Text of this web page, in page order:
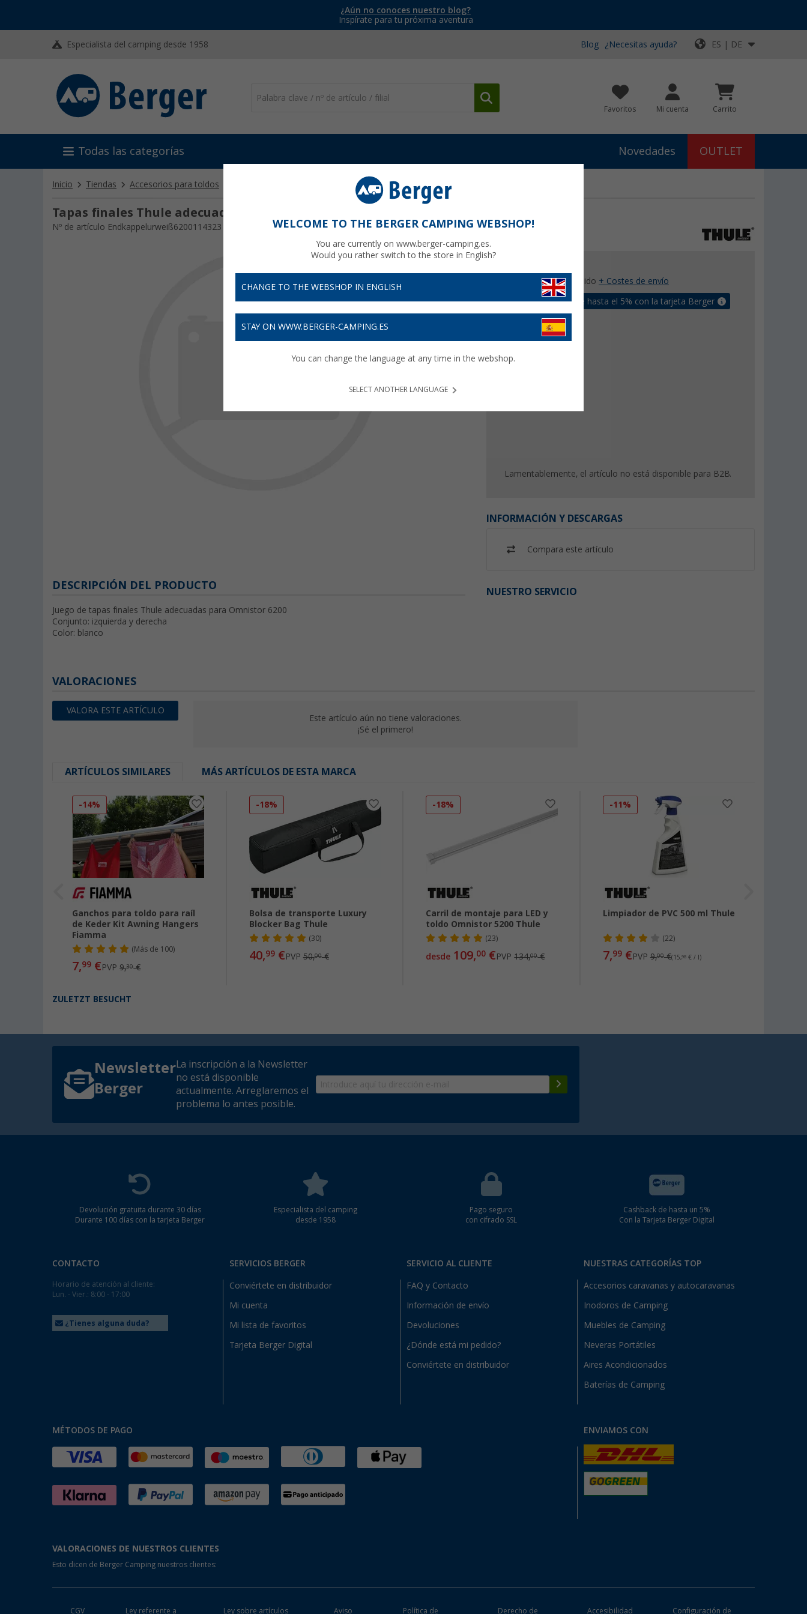
¿Aún no conoces nuestro blog?
Inspírate para tu próxima aventura
Especialista del camping desde 1958 Blog ¿Necesitas ayuda? ES | DE
Favoritos Mi cuenta Carrito
Todas las categorías Novedades OUTLET
Inicio Tiendas Accesorios para toldos Tapas finales Thule adecuadas para Omnistor 6200
Tapas finales Thule adecuadas para Omnistor 6200
Nº de artículo Endkappelurweiß6200114323
Precios con IVA incluido + Costes de envío
Recibe un bonus de hasta el 5% con la tarjeta Berger
Lamentablemente, el artículo no está disponible para B2B.
INFORMACIÓN Y DESCARGAS
Compara este artículo
NUESTRO SERVICIO
DESCRIPCIÓN DEL PRODUCTO
Juego de tapas finales Thule adecuadas para Omnistor 6200
Conjunto: izquierda y derecha
Color: blanco
VALORACIONES
VALORA ESTE ARTÍCULO
Este artículo aún no tiene valoraciones.
¡Sé el primero!
ARTÍCULOS SIMILARES MÁS ARTÍCULOS DE ESTA MARCA
-14%
Ganchos para toldo para raíl
de Keder Kit Awning Hangers
Fiamma
( Más de 100)
7,99 €PVP9,30€
-18%
Bolsa de transporte Luxury
Blocker Bag Thule
(30)
40,99€PVP 50,00€
-18%
Carril de montaje para LED y
toldo Omnistor 5200 Thule
(23)
desde 109,00 €PVP134,00€
-11%
Limpiador de PVC 500 ml Thule
(22)
7,99€PVP 9,00€(15,98€ / l)
ZULETZT BESUCHT
Newsletter
Berger
La inscripción a la Newsletter
no está disponible
actualmente. Arreglaremos el
problema lo antes posible.
Devolución gratuita durante 30 días
Durante 100 días con la tarjeta Berger
Especialista del camping
desde 1958
Pago seguro
con cifrado SSL
Cashback de hasta un 5%
Con la Tarjeta Berger Digital
CONTACTO
Horario de atención al cliente:
Lun. - Vier.: 8:00 - 17:00
¿Tienes alguna duda?
SERVICIOS BERGER
Conviértete en distribuidor
Mi cuenta
Mi lista de favoritos
Tarjeta Berger Digital
SERVICIO AL CLIENTE
FAQ y Contacto
Información de envío
Devoluciones
¿Dónde está mi pedido?
Conviértete en distribuidor
NUESTRAS CATEGORÍAS TOP
Accesorios caravanas y autocaravanas
Inodoros de Camping
Muebles de Camping
Neveras Portátiles
Aires Acondicionados
Baterías de Camping
MÉTODOS DE PAGO ENVIAMOS CON
VALORACIONES DE NUESTROS CLIENTES
Esto dicen de Berger Camping nuestros clientes:
CGV Ley referente a Ley sobre artículos Aviso Política de Derecho de Accesibilidad Configuración de
WELCOME TO THE BERGER CAMPING WEBSHOP!
You are currently on www.berger-camping.es.
Would you rather switch to the store in English?
CHANGE TO THE WEBSHOP IN ENGLISH
STAY ON WWW.BERGER-CAMPING.ES
You can change the language at any time in the webshop.
SELECT ANOTHER LANGUAGE